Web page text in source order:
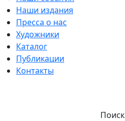
Наши издания
Пресса о нас
Художники
Каталог
Публикации
Контакты
Поиск